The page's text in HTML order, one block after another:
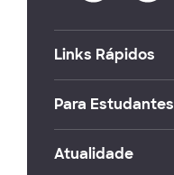
Links Rápidos
Para Estudantes
Atualidade